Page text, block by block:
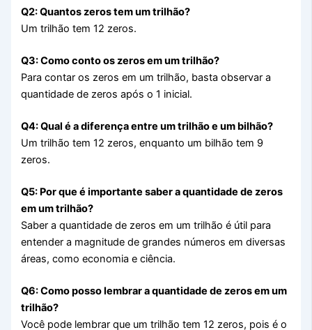
Q2: Quantos zeros tem um trilhão?
Um trilhão tem 12 zeros.
Q3: Como conto os zeros em um trilhão?
Para contar os zeros em um trilhão, basta observar a
quantidade de zeros após o 1 inicial.
Q4: Qual é a diferença entre um trilhão e um bilhão?
Um trilhão tem 12 zeros, enquanto um bilhão tem 9
zeros.
Q5: Por que é importante saber a quantidade de zeros
em um trilhão?
Saber a quantidade de zeros em um trilhão é útil para
entender a magnitude de grandes números em diversas
áreas, como economia e ciência.
Q6: Como posso lembrar a quantidade de zeros em um
trilhão?
Você pode lembrar que um trilhão tem 12 zeros, pois é o